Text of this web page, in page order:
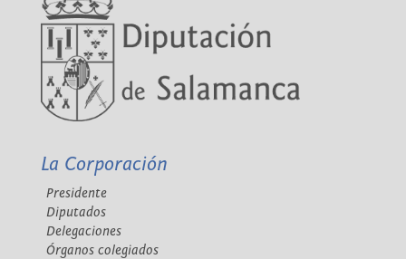
La Corporación
Presidente
Diputados
Delegaciones
Órganos colegiados